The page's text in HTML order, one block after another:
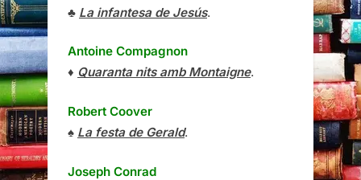
♣ La infantesa de Jesús.
Antoine Compagnon
♦ Quaranta nits amb Montaigne.
Robert Coover
♠ La festa de Gerald.
Joseph Conrad